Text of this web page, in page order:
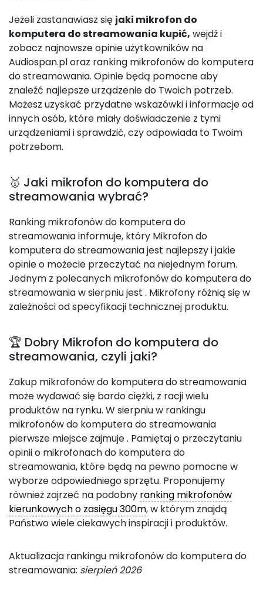
Jeżeli zastanawiasz się jaki mikrofon do
komputera do streamowania kupić, wejdź i
zobacz najnowsze opinie użytkowników na
Audiospan.pl oraz ranking mikrofonów do komputera
do streamowania. Opinie będą pomocne aby
znaleźć najlepsze urządzenie do Twoich potrzeb.
Możesz uzyskać przydatne wskazówki i informacje od
innych osób, które miały doświadczenie z tymi
urządzeniami i sprawdzić, czy odpowiada to Twoim
potrzebom.
🥇 Jaki mikrofon do komputera do
streamowania wybrać?
Ranking mikrofonów do komputera do
streamowania informuje, który Mikrofon do
komputera do streamowania jest najlepszy i jakie
opinie o możecie przeczytać na niejednym forum.
Jednym z polecanych mikrofonów do komputera do
streamowania w sierpniu jest . Mikrofony różnią się w
zależności od specyfikacji technicznej produktu.
🏆 Dobry Mikrofon do komputera do
streamowania, czyli jaki?
Zakup mikrofonów do komputera do streamowania
może wydawać się bardo ciężki, z racji wielu
produktów na rynku. W sierpniu w rankingu
mikrofonów do komputera do streamowania
pierwsze miejsce zajmuje. Pamiętaj o przeczytaniu
opinii o mikrofonach do komputera do
streamowania, które będą na pewno pomocne w
wyborze odpowiedniego sprzętu. Proponujemy
również zajrzeć na podobny ranking mikrofonów
kierunkowych o zasięgu 300m, w którym znajdą
Państwo wiele ciekawych inspiracji i produktów.
Aktualizacja rankingu mikrofonów do komputera do
streamowania: sierpień 2026